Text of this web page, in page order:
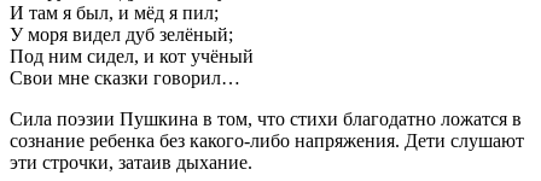
И там я был, и мёд я пил;
У моря видел дуб зелёный;
Под ним сидел, и кот учёный
Свои мне сказки говорил…
Сила поэзии Пушкина в том, что стихи благодатно ложатся в
сознание ребенка без какого-либо напряжения. Дети слушают
эти строчки, затаив дыхание.